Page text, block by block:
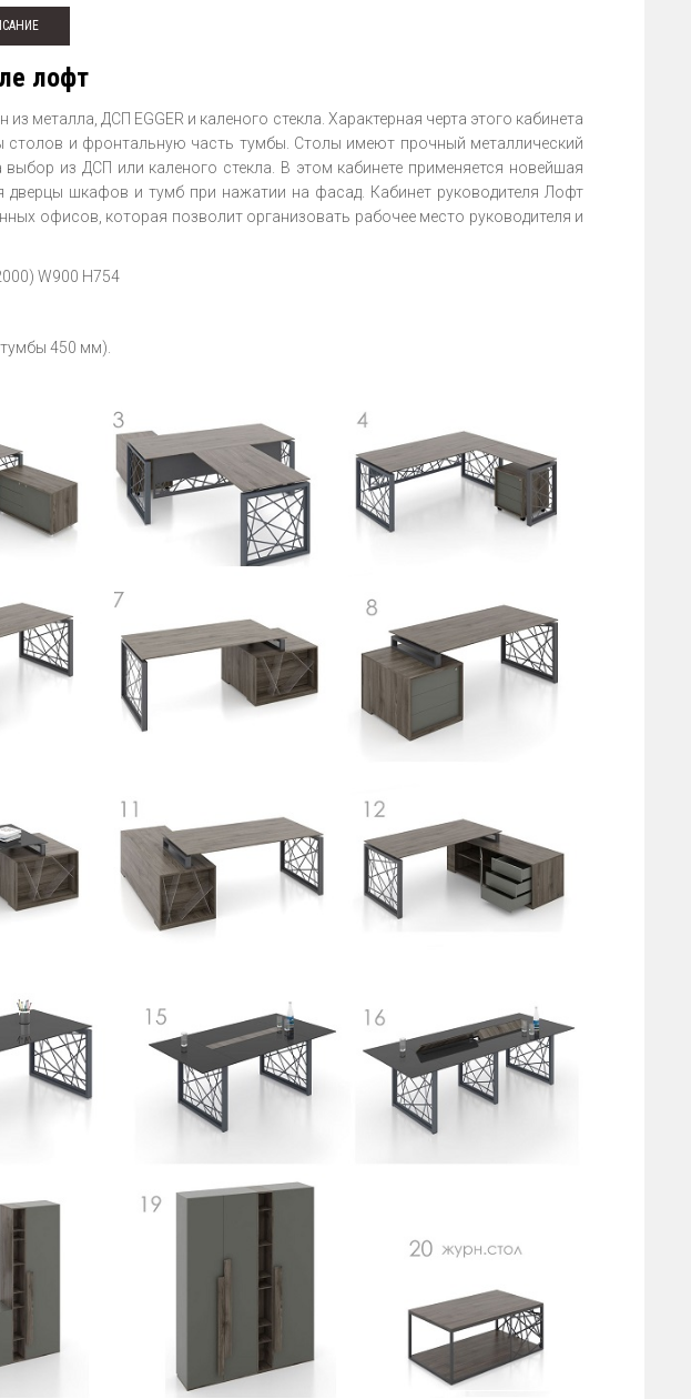
лофт
из металла, ДСП EGGER и каленого стекла. Характерная черта этого кабинета
столов и фронтальную часть тумбы. Столы имеют прочный металлический
из ДСП или каленого стекла. В этом кабинете применяется новейшая
шкафов и тумб при нажатии на фасад. Кабинет руководителя Лофт
офисов, которая позволит организовать рабочее место руководителя и
W900 H754
450 мм).